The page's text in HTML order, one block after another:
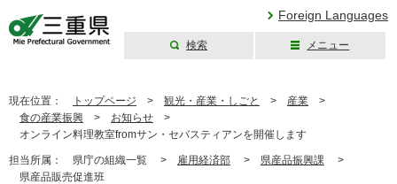
Foreign Languages
検索 メニュー
現在位置： トップページ > 観光・産業・しごと > 産業 >
食の産業振興 > お知らせ >
オンライン料理教室fromサン・セバスティアンを開催します
担当所属： 県庁の組織一覧 > 雇用経済部 > 県産品振興課 >
県産品販売促進班